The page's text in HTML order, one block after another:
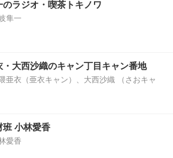
のラジオ・喫茶トキノワ
隼一
・大西沙織のキャン丁目キャン番地
亜衣（亜衣キャン）、大西沙織 （さおキャ
班 小林愛香
愛香